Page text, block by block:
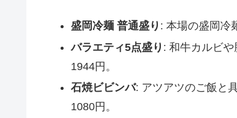
盛岡冷麺 普通盛り : 本場の盛岡冷
バラエティ5点盛り : 和牛カルビ
1944円。
石焼ビビンバ: アツアツのご飯と
1080円。